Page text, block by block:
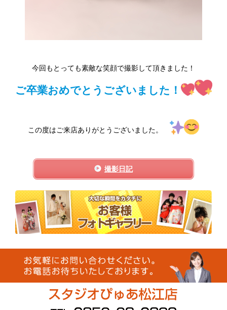
今回もとっても素敵な笑顔で撮影して頂きました！
ご卒業おめでとうございました！
この度はご来店ありがとうございました。
撮影日記